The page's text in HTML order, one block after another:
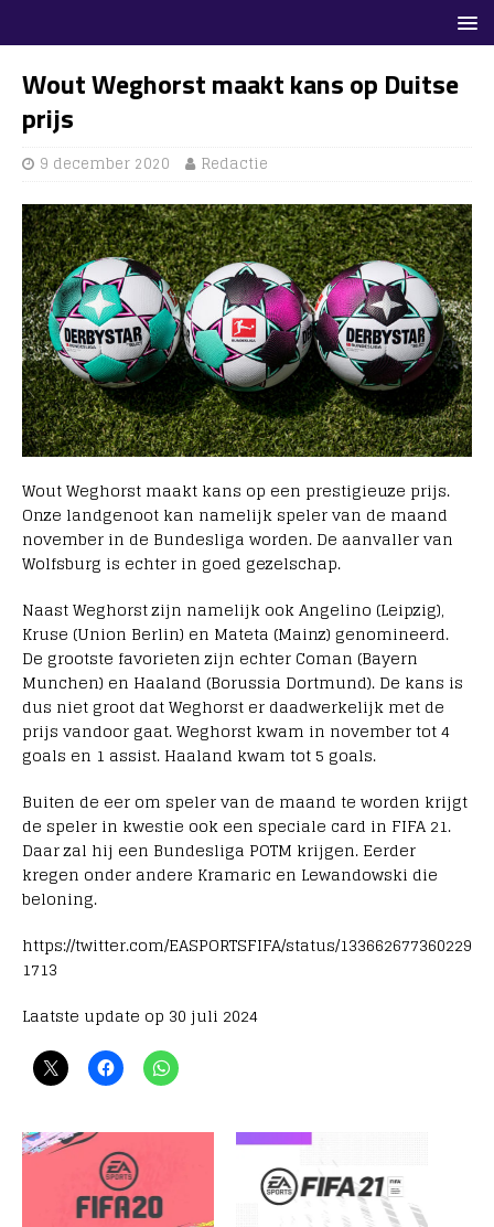
Wout Weghorst maakt kans op Duitse
prijs
9 december 2020 Redactie
Wout Weghorst maakt kans op een prestigieuze prijs.
Onze landgenoot kan namelijk speler van de maand
november in de Bundesliga worden. De aanvaller van
Wolfsburg is echter in goed gezelschap.
Naast Weghorst zijn namelijk ook Angelino (Leipzig),
Kruse (Union Berlin) en Mateta (Mainz) genomineerd.
De grootste favorieten zijn echter Coman (Bayern
Munchen) en Haaland (Borussia Dortmund). De kans is
dus niet groot dat Weghorst er daadwerkelijk met de
prijs vandoor gaat. Weghorst kwam in november tot 4
goals en 1 assist. Haaland kwam tot 5 goals.
Buiten de eer om speler van de maand te worden krijgt
de speler in kwestie ook een speciale card in FIFA 21.
Daar zal hij een Bundesliga POTM krijgen. Eerder
kregen onder andere Kramaric en Lewandowski die
beloning.
https://twitter.com/EASPORTSFIFA/status/133662677360229
1713
Laatste update op 30 juli 2024